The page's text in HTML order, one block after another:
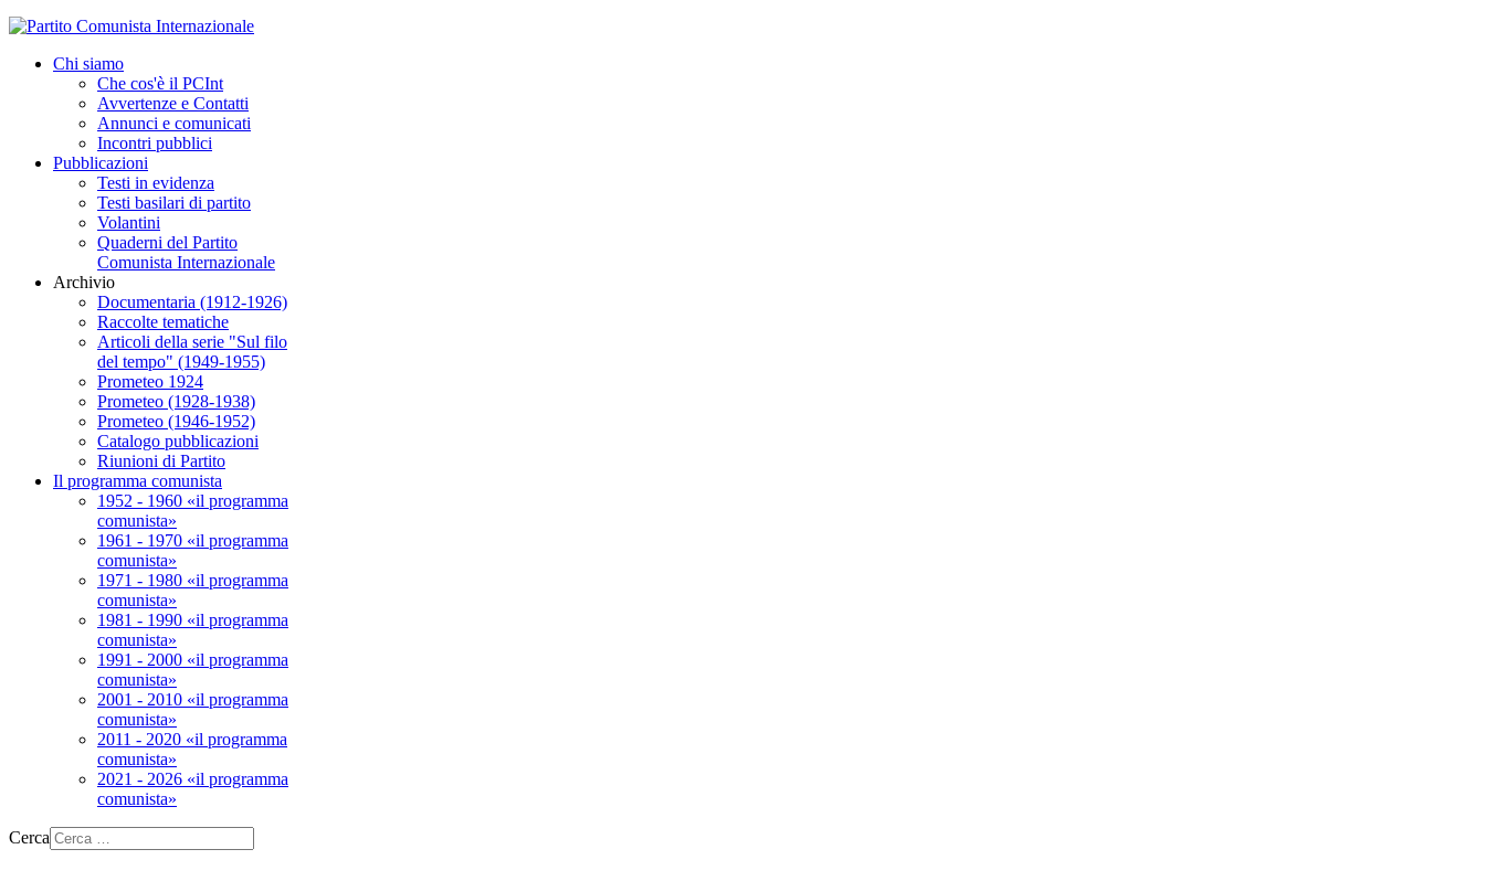
Chi siamo
Che cos'è il PCInt
Avvertenze e Contatti
Annunci e comunicati
Incontri pubblici
Pubblicazioni
Testi in evidenza
Testi basilari di partito
Volantini
Quaderni del Partito
Comunista Internazionale
Archivio
Documentaria (1912-1926)
Raccolte tematiche
Articoli della serie "Sul filo
del tempo" (1949-1955)
Prometeo 1924
Prometeo (1928-1938)
Prometeo (1946-1952)
Catalogo pubblicazioni
Riunioni di Partito
Il programma comunista
1952 - 1960 «il programma
comunista»
1961 - 1970 «il programma
comunista»
1971 - 1980 «il programma
comunista»
1981 - 1990 «il programma
comunista»
1991 - 2000 «il programma
comunista»
2001 - 2010 «il programma
comunista»
2011 - 2020 «il programma
comunista»
2021 - 2026 «il programma
comunista»
Cerca